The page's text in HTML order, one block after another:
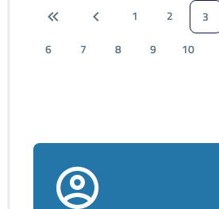
1 2 3
6
7 8 9 10